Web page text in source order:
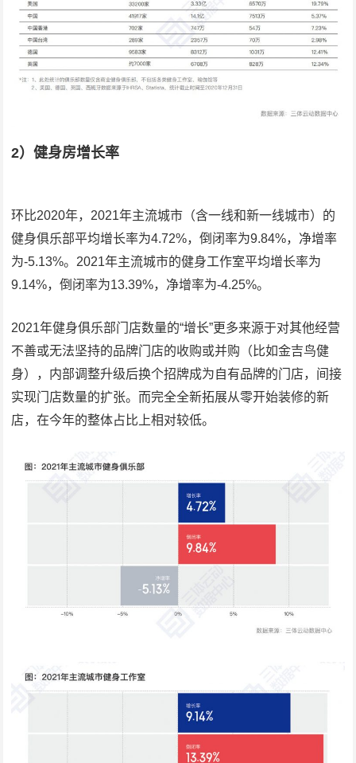
2）健身房增长率
环比2020年，2021年主流城市（含一线和新一线城市）的
健身俱乐部平均增长率为4.72%，倒闭率为9.84%，净增率
为-5.13%。2021年主流城市的健身工作室平均增长率为
9.14%，倒闭率为13.39%，净增率为-4.25%。
2021年健身俱乐部门店数量的“增长”更多来源于对其他经营
不善或无法坚持的品牌门店的收购或并购（比如金吉鸟健
身），内部调整升级后换个招牌成为自有品牌的门店，间接
实现门店数量的扩张。而完全全新拓展从零开始装修的新
店，在今年的整体占比上相对较低。